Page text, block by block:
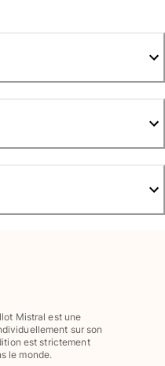
Mistral est une
sur son
est strictement
le monde.